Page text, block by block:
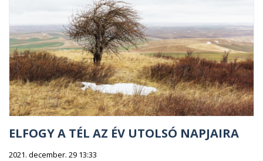
ELFOGY A TÉL AZ ÉV UTOLSÓ NAPJAIRA
2021. december. 29 13:33